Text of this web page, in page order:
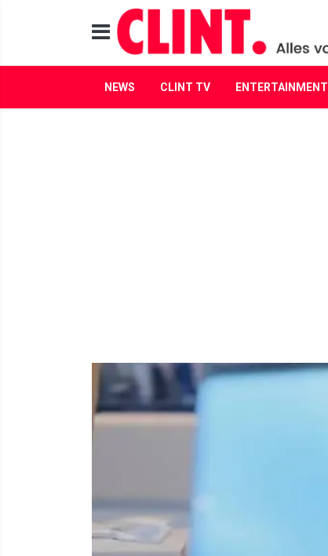
NEWS CLINT TV ENTERTAINMENT